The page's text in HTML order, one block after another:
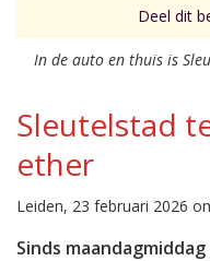
Deel dit
In de auto en thuis is
Sleutelstad
ether
Leiden, 23 februari 2026
Sinds